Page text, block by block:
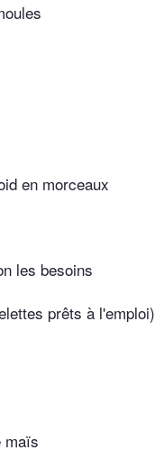
en morceaux
les besoins
prêts à l'emploi)
maïs